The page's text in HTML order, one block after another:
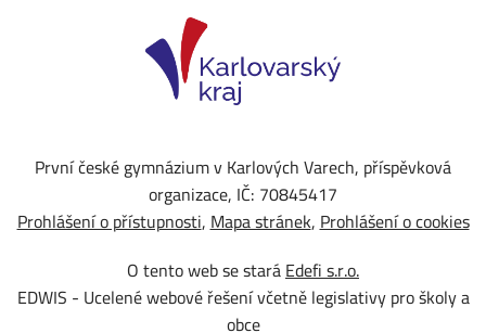
První české gymnázium v Karlových Varech, příspěvková
organizace, IČ: 70845417
Prohlášení o přístupnosti Mapa stránek Prohlášení o cookies
O tento web se staráEdefi s.r.o.
EDWIS - Ucelené webové řešení včetně legislativy pro školy a
obce